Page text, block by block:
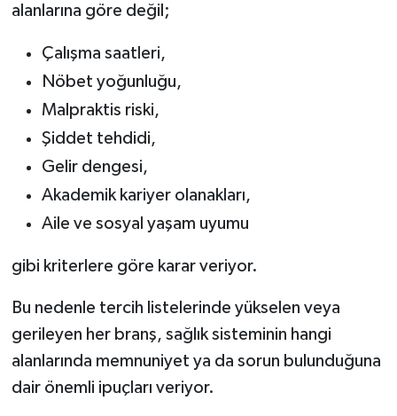
alanlarına göre değil;
Çalışma saatleri,
Nöbet yoğunluğu,
Malpraktis riski,
Şiddet tehdidi,
Gelir dengesi,
Akademik kariyer olanakları,
Aile ve sosyal yaşam uyumu
gibi kriterlere göre karar veriyor.
Bu nedenle tercih listelerinde yükselen veya
gerileyen her branş, sağlık sisteminin hangi
alanlarında memnuniyet ya da sorun bulunduğuna
dair önemli ipuçları veriyor.